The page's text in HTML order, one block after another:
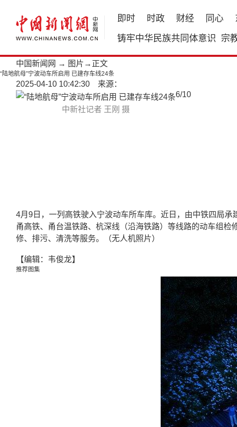
即时 时政 财经 同心
铸牢中华民族共同体意识 宗
中国新闻网 → 图片 →正文
“陆地航母”宁波动车所启用 已建存车线24条
2025-04-10 10:42:30 来源：
中新社记者 王刚 摄
6/10
4月9日，一列高铁驶入宁波动车所车库。近日，由中铁四局
甬高铁、甬台温铁路、杭深线（沿海铁路）等线路的动车组
修、排污、清洗等服务。（无人机照片）
【编辑：韦俊龙】
推荐图集